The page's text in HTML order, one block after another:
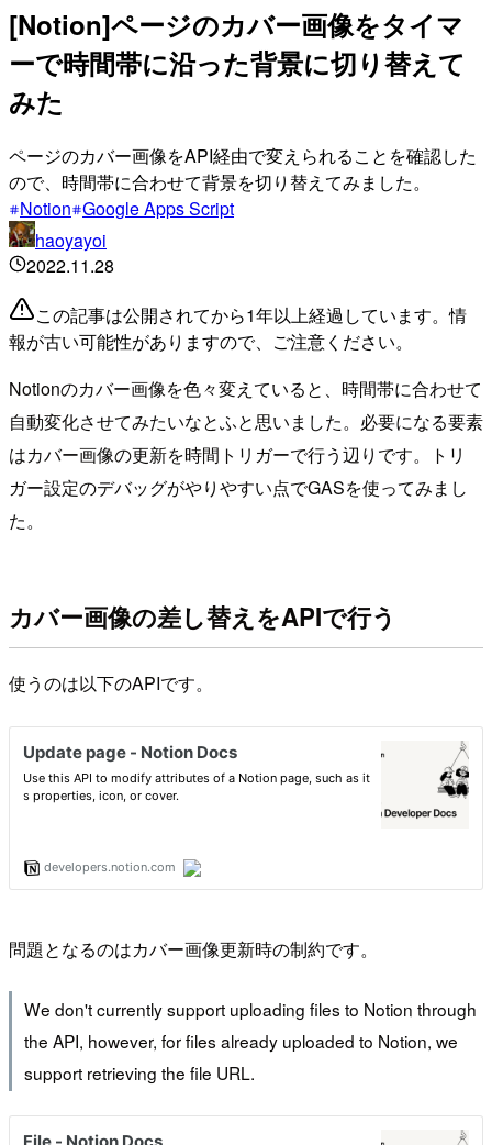
[Notion]ページのカバー画像をタイマ
ーで時間帯に沿った背景に切り替えて
みた
ページのカバー画像をAPI経由で変えられることを確認した
ので、時間帯に合わせて背景を切り替えてみました。
Notion Google Apps Script
haoyayoi
2022.11.28
この記事は公開されてから1年以上経過しています。情
報が古い可能性がありますので、ご注意ください。
Notionのカバー画像を色々変えていると、時間帯に合わせて
自動変化させてみたいなとふと思いました。必要になる要素
はカバー画像の更新を時間トリガーで行う辺りです。トリ
ガー設定のデバッグがやりやすい点でGASを使ってみまし
た。
カバー画像の差し替えをAPIで行う
使うのは以下のAPIです。
問題となるのはカバー画像更新時の制約です。
We don't currently support uploading files to Notion through
the API, however, for files already uploaded to Notion, we
support retrieving the file URL.